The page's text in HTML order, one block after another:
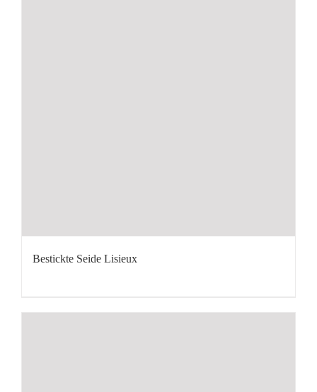
Bestickte Seide Lisieux